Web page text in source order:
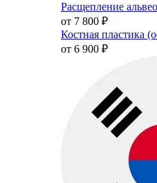
Расщепление
от 7 800 ₽
Костная пластика
от 6 900 ₽